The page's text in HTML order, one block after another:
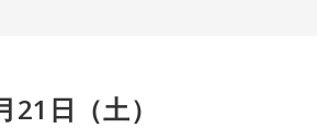
日（土）